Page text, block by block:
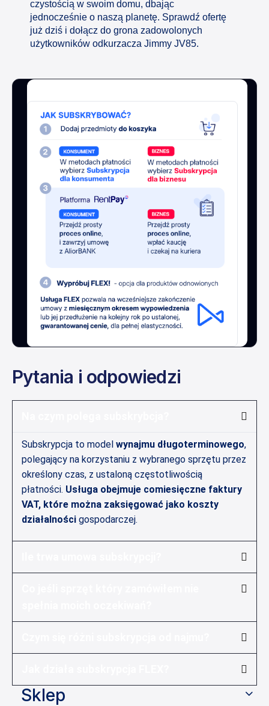
czystością w swoim domu, dbając
jednocześnie o naszą planetę. Sprawdź ofertę
już dziś i dołącz do grona zadowolonych
użytkowników odkurzacza Jimmy JV85.
Pytania i odpowiedzi
Subskrypcja to model wynajmu długoterminowego,
polegający na korzystaniu z wybranego sprzętu przez
określony czas, z ustaloną częstotliwością
płatności. Usługa obejmuje comiesięczne faktury
VAT, które można zaksięgować jako koszty
działalności gospodarczej.
Sklep